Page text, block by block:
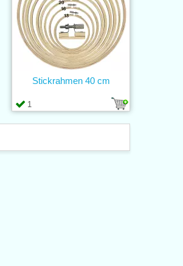
1
Stickrahmen 40 cm